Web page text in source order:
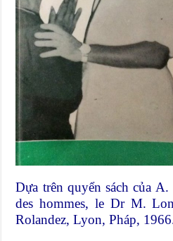
Dựa trên quyển sách của
des hommes, le Dr M.
Rolandez, Lyon, Pháp,